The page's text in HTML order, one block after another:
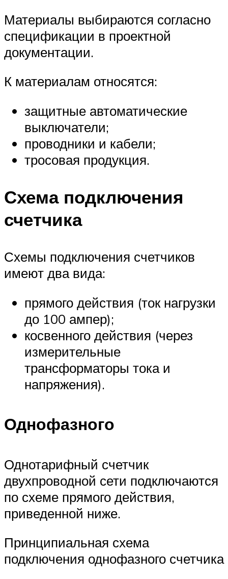
Материалы выбираются согласно
спецификации в проектной
документации.
К материалам относятся:
защитные автоматические
выключатели;
проводники и кабели;
тросовая продукция.
Схема подключения
счетчика
Схемы подключения счетчиков
имеют два вида:
прямого действия (ток нагрузки
до 100 ампер);
косвенного действия (через
измерительные
трансформаторы тока и
напряжения).
Однофазного
Однотарифный счетчик
двухпроводной сети подключаются
по схеме прямого действия,
приведенной ниже.
Принципиальная схема
подключения однофазного счетчика